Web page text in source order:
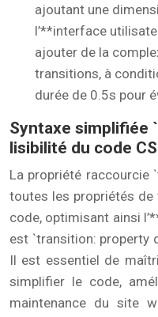
ajoutant une
l’**interface
ajouter de la
transitions, à
durée de 0.5s pour
Syntaxe simplifiée
lisibilité du code
La propriété raccourcie
toutes les propriétés de
code, optimisant ainsi
est `transition: property
Il est essentiel de
simplifier le code,
maintenance du site